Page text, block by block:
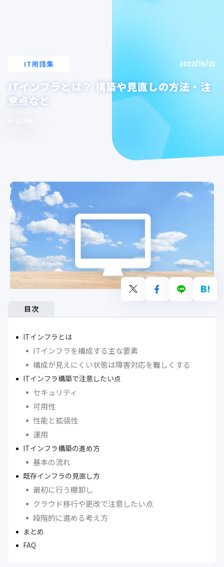
IT用語集 2022/10/22
ITインフラとは？ 構築や見直しの方法・注
意点など
目次
ITインフラとは
ITインフラを構成する主な要素
構成が見えにくい状態は障害対応を難しくする
ITインフラ構築で注意したい点
セキュリティ
可用性
性能と拡張性
運用
ITインフラ構築の進め方
基本の流れ
既存インフラの見直し方
最初に行う棚卸し
クラウド移行や更改で注意したい点
段階的に進める考え方
まとめ
FAQ